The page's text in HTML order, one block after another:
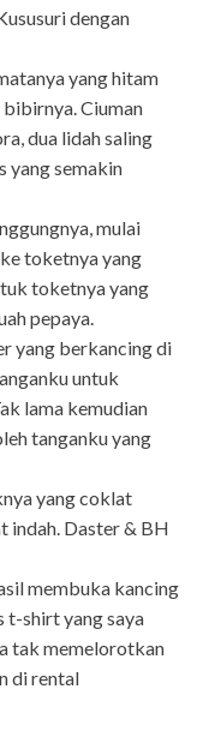
dengan
yang hitam
Ciuman
dua lidah saling
yang semakin
mulai
toketnya yang
toketnya yang
pepaya.
yang berkancing di
untuk
lama kemudian
tanganku yang
yang coklat
indah. Daster & BH
membuka kancing
t-shirt yang saya
tak memelorotkan
di rental